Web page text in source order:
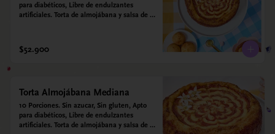
para diabéticos, Libre de endulzantes
artificiales. Torta de almojábana y salsa de
alulosa, leche deslactosada, leche de coco,
vainilla. Salsa de guayaba: Guayaba y
$52.900
Torta Almojábana Mediana
10 Porciones. Sin azucar, Sin gluten, Apto
para diabéticos, Libre de endulzantes
artificiales. Torta de almojábana y salsa de